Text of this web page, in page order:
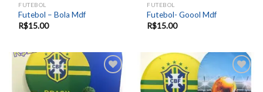
FUTEBOL
Futebol – Bola Mdf
R$15.00
FUTEBOL
Futebol- Goool Mdf
R$15.00
wishlist
Add to
wishlist